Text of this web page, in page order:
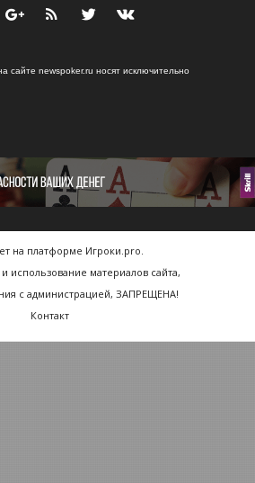
newspoker.ru носят исключительно
на платформе Игроки.pro.
использование материалов сайта,
с администрацией, ЗАПРЕЩЕНА!
Контакт